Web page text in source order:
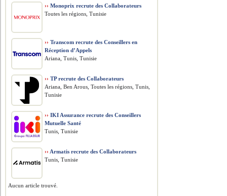
›› Monoprix recrute des Collaborateurs
Toutes les régions, Tunisie
›› Transcom recrute des Conseillers en
Réception d’Appels
Ariana, Tunis, Tunisie
›› TP recrute des Collaborateurs
Ariana, Ben Arous, Toutes les régions, Tunis,
Tunisie
›› IKI Assurance recrute des Conseillers
Mutuelle Santé
Tunis, Tunisie
›› Armatis recrute des Collaborateurs
Tunis, Tunisie
Aucun article trouvé.